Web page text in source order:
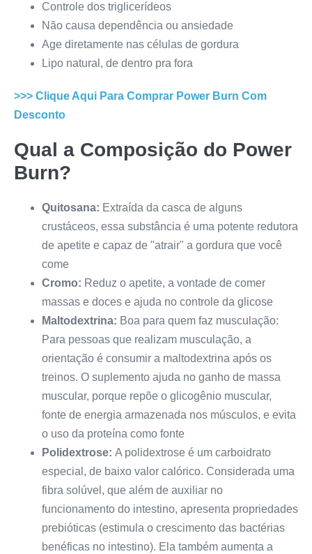
Controle dos triglicerídeos
Não causa dependência ou ansiedade
Age diretamente nas células de gordura
Lipo natural, de dentro pra fora
>>> Clique Aqui Para Comprar Power Burn Com
Desconto
Qual a Composição do Power
Burn?
Quitosana: Extraída da casca de alguns
crustáceos, essa substância é uma potente redutora
de apetite e capaz de "atrair" a gordura que você
come
Cromo: Reduz o apetite, a vontade de comer
massas e doces e ajuda no controle da glicose
Maltodextrina: Boa para quem faz musculação:
Para pessoas que realizam musculação, a
orientação é consumir a maltodextrina após os
treinos. O suplemento ajuda no ganho de massa
muscular, porque repõe o glicogênio muscular,
fonte de energia armazenada nos músculos, e evita
o uso da proteína como fonte
Polidextrose: A polidextrose é um carboidrato
especial, de baixo valor calórico. Considerada uma
fibra solúvel, que além de auxiliar no
funcionamento do intestino, apresenta propriedades
prebióticas (estimula o crescimento das bactérias
benéficas no intestino). Ela também aumenta a